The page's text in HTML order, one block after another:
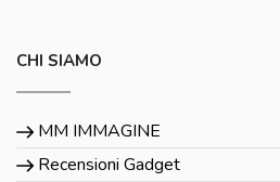
CHI SIAMO
MM IMMAGINE
Recensioni Gadget